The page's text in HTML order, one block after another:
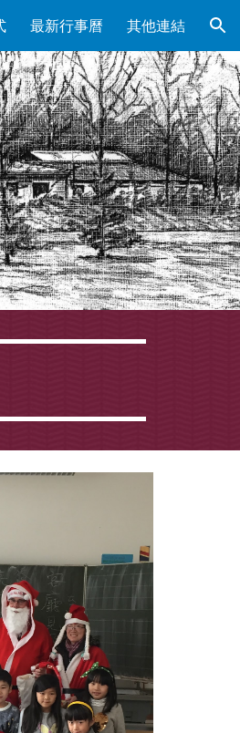
最新行事曆 其他連結